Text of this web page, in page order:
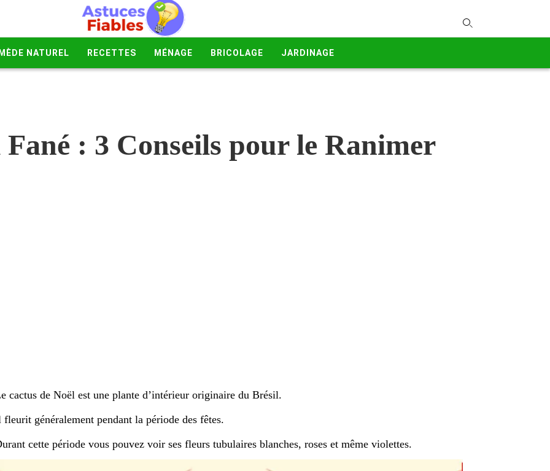
NATUREL RECETTES MÉNAGE BRICOLAGE JARDINAGE
Fané : 3 Conseils pour le Ranimer
cactus de Noël est une plante d’intérieur originaire du Brésil.
fleurit généralement pendant la période des fêtes.
cette période vous pouvez voir ses fleurs tubulaires blanches, roses et même violettes.